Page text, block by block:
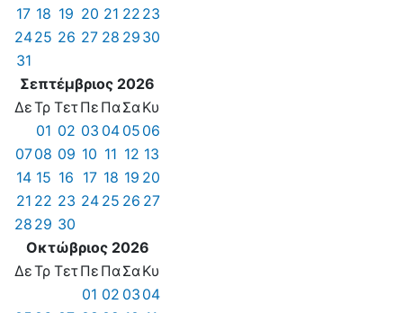
17 18 19 20 21 22 23
2425 26 27 28 29 30
31
Σεπτέμβριος 2026
ΔεΤρ ΤετΠε ΠαΣαΚυ
01 02 03 04 05 06
0708 09 10 11 12 13
14 15 16 17 18 19 20
21 22 23 24 25 26 27
28 29 30
Οκτώβριος 2026
ΔεΤρ ΤετΠε ΠαΣαΚυ
01 02 03 04